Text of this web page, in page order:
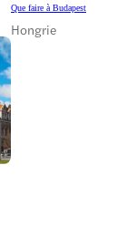
Que faire à Budapest
Hongrie